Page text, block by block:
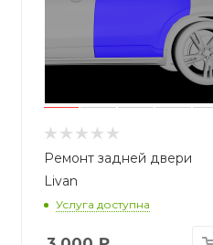
Ремонт задней двери
Livan
Услуга доступна